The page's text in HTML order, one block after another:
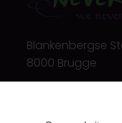
Blankenbergse
8000 Brugge